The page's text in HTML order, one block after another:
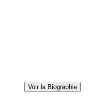
Voir la Biographie